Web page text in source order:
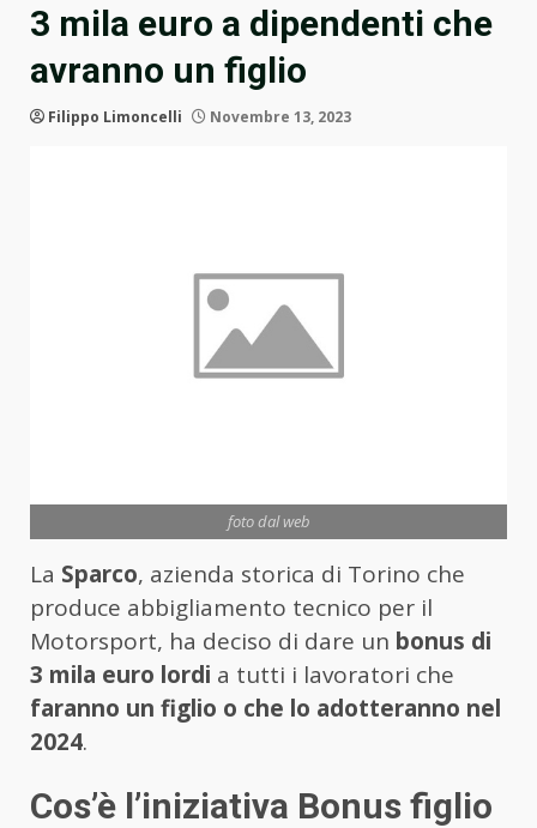
3 mila euro a dipendenti che
avranno un figlio
Filippo Limoncelli Novembre 13, 2023
foto dal web
La Sparco, azienda storica di Torino che
produce abbigliamento tecnico per il
Motorsport, ha deciso di dare un bonus di
3 mila euro lordi a tutti i lavoratori che
faranno un figlio o che lo adotteranno nel
2024.
Cos’è l’iniziativa Bonus figlio